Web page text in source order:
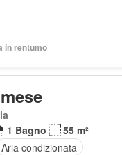
in rentumo
1 Bagno
55 m²
Aria condizionata